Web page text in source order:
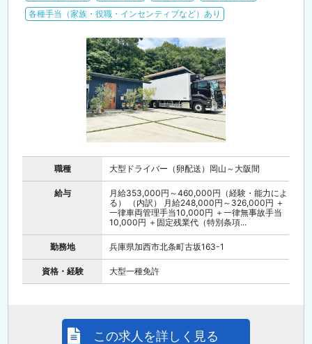
各種手当（家族・役職・インセンティブなど）あり
職種 大型ドライバー（卵配送）岡山～大阪間
給与
月給353,000円～460,000円（経験・能力によ
る） （内訳） 月給248,000円～326,000円 ＋
一律車両管理手当10,000円 ＋一律無事故手当
10,000円 ＋固定残業代（特別条項...
勤務地 兵庫県加西市北条町古坂163-1
資格・経験 大型一種免許
この求人を詳しく見る